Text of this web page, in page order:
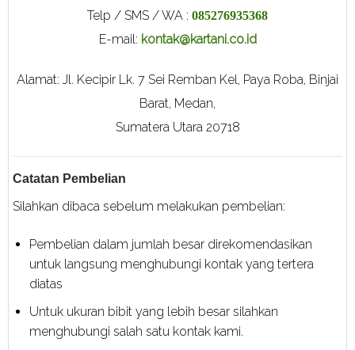
Telp / SMS / WA : 085276935368
E-mail: kontak@kartani.co.id
Alamat: Jl. Kecipir Lk. 7 Sei Remban Kel, Paya Roba, Binjai
Barat, Medan,
Sumatera Utara 20718
Catatan Pembelian
Silahkan dibaca sebelum melakukan pembelian:
Pembelian dalam jumlah besar direkomendasikan
untuk langsung menghubungi kontak yang tertera
diatas
Untuk ukuran bibit yang lebih besar silahkan
menghubungi salah satu kontak kami.